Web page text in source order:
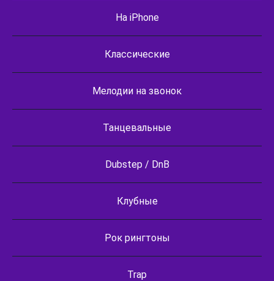
На iPhone
Классические
Мелодии на звонок
Танцевальные
Dubstep / DnB
Клубные
Рок рингтоны
Trap